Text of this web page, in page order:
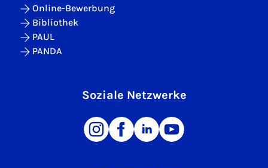
Online-Bewerbung
Bibliothek
PAUL
PANDA
Soziale Netzwerke